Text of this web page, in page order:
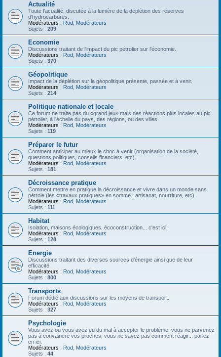
Actualité
Toute l'acualité, discutée à la lumière de la déplétion des réserves
d'hydrocarbures.
Modérateurs : Rod Modérateurs
Sujets : 209
Economie
Discussions traitant de l'impact du pic pétrolier sur l'économie.
Modérateurs : Rod Modérateurs
Sujets : 370
Géopolitique
Impact de la déplétion sur la géopolitique présente, passée et à venir.
Modérateurs : Rod Modérateurs
Sujets : 214
Politique nationale et locale
Ce forum ne traite pas du «grand jeu» mais des réactions plus locales au pic
pétrolier, à l'échelle du pays, des régions, ou des villes.
Modérateurs : Rod Modérateurs
Sujets : 119
Préparer le futur
Comment anticiper au mieux le choc à venir (organisation de la société,
questions politiques, conseils financiers, etc).
Modérateurs : Rod Modérateurs
Sujets : 181
Décroissance pratique
Comment mettre en pratique la décroissance et vivre dans un monde sans
pétrole (les «travaux pratiques» en somme : artisanat, nourriture, etc)
Modérateurs : Rod Modérateurs
Sujets : 111
Habitat
Isolation, maisons écologiques, écoconstruction... c'est ici.
Modérateurs : Rod Modérateurs
Sujets : 128
Energie
Discussions traitant des diverses sources d'énergie ainsi que de leur
efficacité.
Modérateurs : Rod Modérateurs
Sujets : 800
Transports
Forum dédié aux discussions sur les moyens de transport.
Modérateurs : Rod Modérateurs
Sujets : 327
Psychologie
Vous avez ou vous avez eu du mal à accepter le problème, vous ne parvenez
pas à convaincre vos proches, vous ne savez pas comment réagir... parlez
en ici.
Modérateurs : Rod Modérateurs
Sujets : 44